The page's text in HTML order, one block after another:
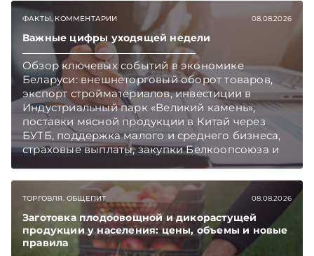
ФАКТЫ, КОММЕНТАРИИ 08.08.2026
Важные цифры уходящей недели
Обзор ключевых событий в экономике
Беларуси: внешнеторговый оборот товаров,
экспорт стройматериалов, инвестиции в
Индустриальный парк «Великий камень»,
поставки мясной продукции в Китай через
БУТБ, поддержка малого и среднего бизнеса,
страховые выплаты, закупки Белкоопсоюза и
рост продаж новых автомобилей.
Подписывайтесь на Telegram‑канал и Viber.
Главное об экономике Беларуси — раньше,
чем в новостях TelegramViber
ТОРГОВЛЯ. ОБЩЕПИТ 08.08.2026
Заготовка плодоовощной и дикорастущей
продукции у населения: цены, объемы и новые
правила